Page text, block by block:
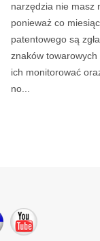
narzędzia nie masz
ponieważ co
patentowego są
znaków
ich monitorować
no...